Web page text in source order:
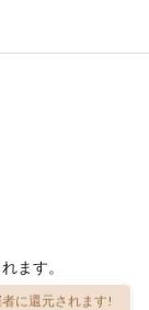
ます。
に還元されます!